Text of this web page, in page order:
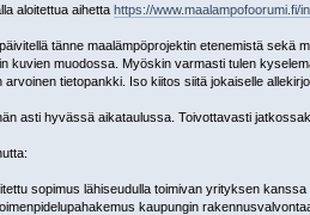
aloitettua aihettahttps://www.maalampofoorumi.fi/
tänne maalämpöprojektin etenemistä
kuvien muodossa. Myöskin varmasti tulen
arvoinen tietopankki. Iso kiitos siitä jokaiselle
asti hyvässä aikataulussa. Toivottavasti
sopimus lähiseudulla toimivan yrityksen
kaupungin